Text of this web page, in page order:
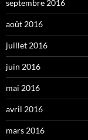
septembre 2016
août 2016
juillet 2016
juin 2016
mai 2016
avril 2016
mars 2016